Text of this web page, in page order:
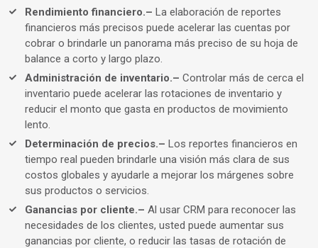
Rendimiento financiero.– La elaboración de reportes
financieros más precisos puede acelerar las cuentas por
cobrar o brindarle un panorama más preciso de su hoja de
balance a corto y largo plazo.
Administración de inventario.– Controlar más de cerca el
inventario puede acelerar las rotaciones de inventario y
reducir el monto que gasta en productos de movimiento
lento.
Determinación de precios.– Los reportes financieros en
tiempo real pueden brindarle una visión más clara de sus
costos globales y ayudarle a mejorar los márgenes sobre
sus productos o servicios.
Ganancias por cliente.– Al usar CRM para reconocer las
necesidades de los clientes, usted puede aumentar sus
ganancias por cliente, o reducir las tasas de rotación de